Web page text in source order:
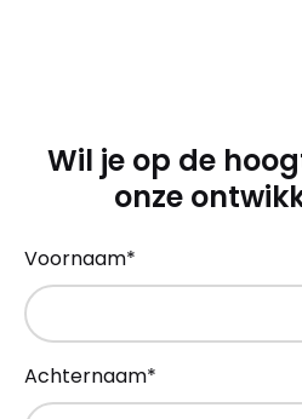
Wil je op de
onze
Voornaam*
Achternaam*